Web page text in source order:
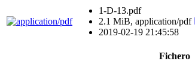
1-D-13.pdf
2.1 MiB, application/pdf
2019-02-19 21:45:58
Fichero